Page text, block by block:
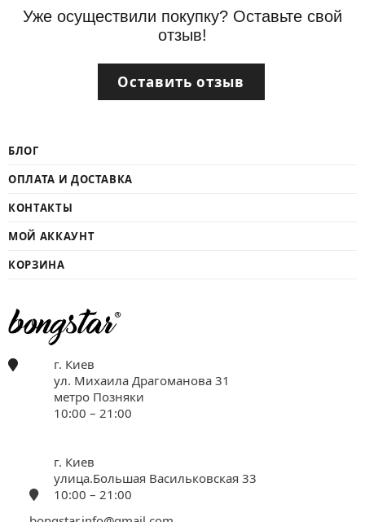
Уже осуществили покупку? Оставьте свой
отзыв!
Оставить отзыв
БЛОГ
ОПЛАТА И ДОСТАВКА
КОНТАКТЫ
МОЙ АККАУНТ
КОРЗИНА
г. Киев
ул. Михаила Драгоманова 31
метро Позняки
10:00 – 21:00
г. Киев
улица.Большая Васильковская 33
10:00 – 21:00